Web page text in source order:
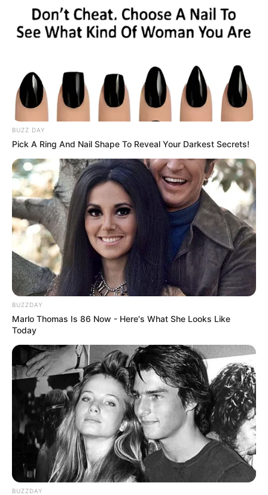
BUZZ DAY
Pick A Ring And Nail Shape To Reveal Your Darkest Secrets!
BUZZDAY
Marlo Thomas Is 86 Now - Here's What She Looks Like
Today
BUZZDAY